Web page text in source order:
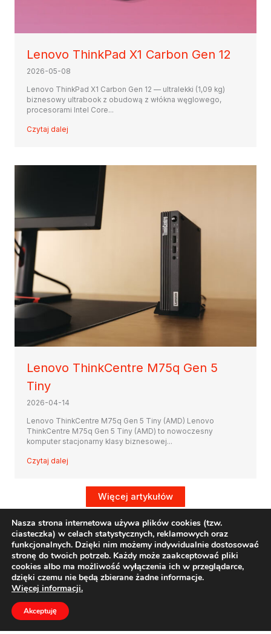
Lenovo ThinkPad X1 Carbon Gen 12
2026-05-08
Lenovo ThinkPad X1 Carbon Gen 12 — ultralekki (1,09 kg)
biznesowy ultrabook z obudową z włókna węglowego,
procesorami Intel Core...
Czytaj dalej
Lenovo ThinkCentre M75q Gen 5
Tiny
2026-04-14
Lenovo ThinkCentre M75q Gen 5 Tiny (AMD) Lenovo
ThinkCentre M75q Gen 5 Tiny (AMD) to nowoczesny
komputer stacjonarny klasy biznesowej...
Czytaj dalej
Więcej artykułów
Regulamin
Formularz kontaktowy
Nasza strona internetowa używa plików cookies (tzw.
ciasteczka) w celach statystycznych, reklamowych oraz
funkcjonalnych. Dzięki nim możemy indywidualnie dostosować
stronę do twoich potrzeb. Każdy może zaakceptować pliki
cookies albo ma możliwość wyłączenia ich w przeglądarce,
dzięki czemu nie będą zbierane żadne informacje.
Więcej informacji.
Akceptuję